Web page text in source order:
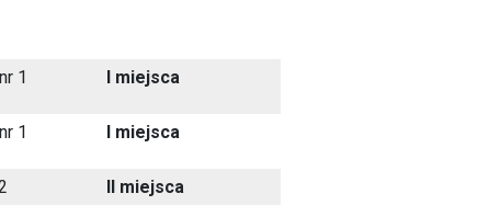
1 I miejsca
1 I miejsca
II miejsca